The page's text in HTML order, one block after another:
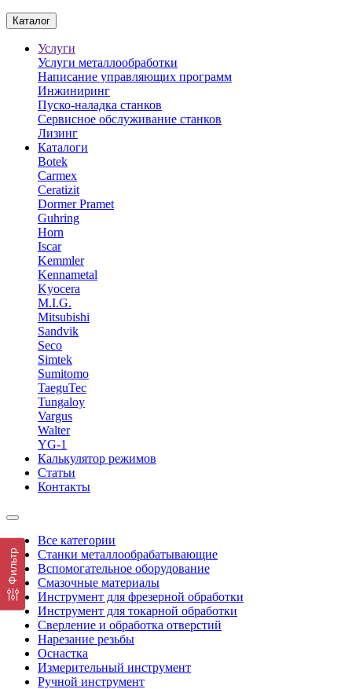
Каталог
Услуги
Услуги металлообработки
Написание управляющих программ
Инжиниринг
Пуско-наладка станков
Сервисное обслуживание станков
Лизинг
Каталоги
Botek
Carmex
Ceratizit
Dormer Pramet
Guhring
Horn
Iscar
Kemmler
Kennametal
Kyocera
M.I.G.
Mitsubishi
Sandvik
Seco
Simtek
Sumitomo
TaeguTec
Tungaloy
Vargus
Walter
YG-1
Калькулятор режимов
Статьи
Контакты
Все категории
Станки металлообрабатывающие
Вспомогательное оборудование
Смазочные материалы
Инструмент для фрезерной обработки
Инструмент для токарной обработки
Сверление и обработка отверстий
Нарезание резьбы
Оснастка
Измерительный инструмент
Ручной инструмент
Фильтр